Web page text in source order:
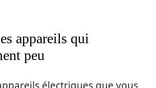
appareils qui
peu
électriques que vous